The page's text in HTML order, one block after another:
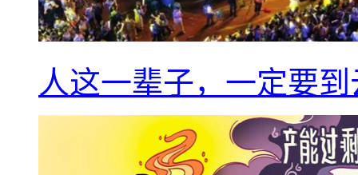
人这一辈子，一定要